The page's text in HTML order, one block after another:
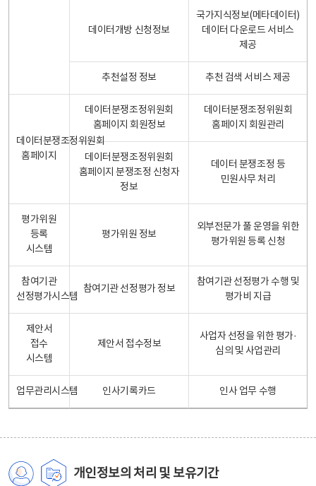
데이터개방 신청정보
국가지식정보(메타데이터)
데이터 다운로드 서비스
제공
추천설정 정보 추천 검색 서비스 제공
데이터분쟁조정위원회
홈페이지
데이터분쟁조정위원회
홈페이지 회원정보
데이터분쟁조정위원회
홈페이지 회원관리
데이터분쟁조정위원회
홈페이지 분쟁조정 신청자
정보
데이터 분쟁조정 등
민원사무 처리
평가위원
등록
시스템
평가위원 정보
외부전문가 풀 운영을 위한
평가위원 등록 신청
참여기관
선정평가시스템
참여기관 선정평가 정보
참여기관 선정평가 수행 및
평가비 지급
제안서
접수
시스템
제안서 접수정보
사업자 선정을 위한 평가·
심의 및 사업관리
업무관리시스템 인사기록카드 인사 업무 수행
개인정보의 처리 및 보유기간